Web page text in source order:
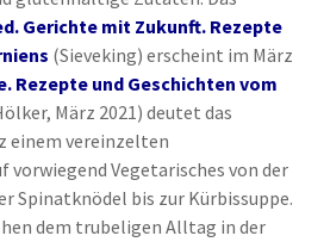
Gerichte mit Zukunft. Rezepte
(Sieveking) erscheint im März
Rezepte und Geschichten vom
März 2021) deutet das
einem vereinzelten
vorwiegend Vegetarisches von der
Spinatknödel bis zur Kürbissuppe.
dem trubeligen Alltag in der